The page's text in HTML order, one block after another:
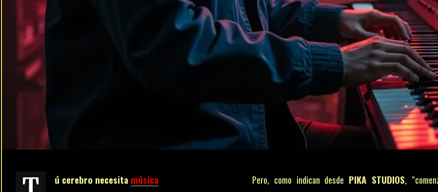
Tú cerebro necesita música Pero, como indican desde PIKA STUDIOS,